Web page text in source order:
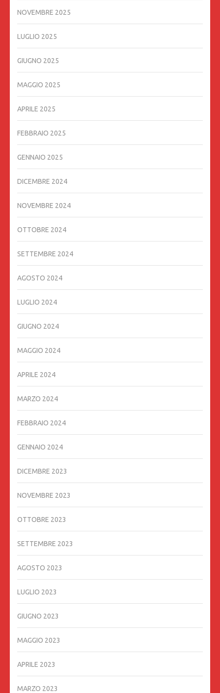
NOVEMBRE 2025
LUGLIO 2025
GIUGNO 2025
MAGGIO 2025
APRILE 2025
FEBBRAIO 2025
GENNAIO 2025
DICEMBRE 2024
NOVEMBRE 2024
OTTOBRE 2024
SETTEMBRE 2024
AGOSTO 2024
LUGLIO 2024
GIUGNO 2024
MAGGIO 2024
APRILE 2024
MARZO 2024
FEBBRAIO 2024
GENNAIO 2024
DICEMBRE 2023
NOVEMBRE 2023
OTTOBRE 2023
SETTEMBRE 2023
AGOSTO 2023
LUGLIO 2023
GIUGNO 2023
MAGGIO 2023
APRILE 2023
MARZO 2023